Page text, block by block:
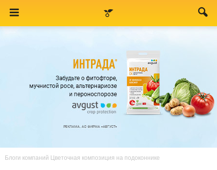
Блоги компаний Цветочная композиция на подоконнике